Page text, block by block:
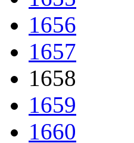
1656
1657
1658
1659
1660